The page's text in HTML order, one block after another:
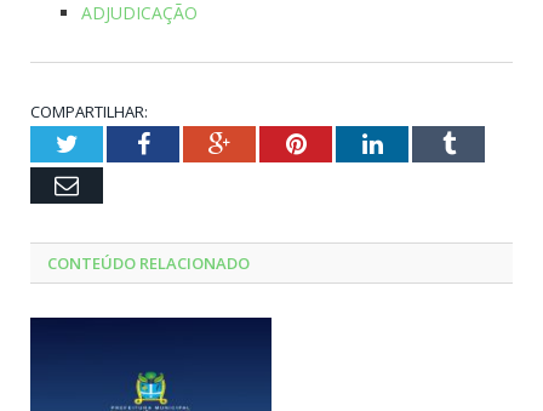
ADJUDICAÇÃO
COMPARTILHAR:
TwitterFacebookGoogle+PinterestLinkedInTumblr
Email
CONTEÚDO RELACIONADO